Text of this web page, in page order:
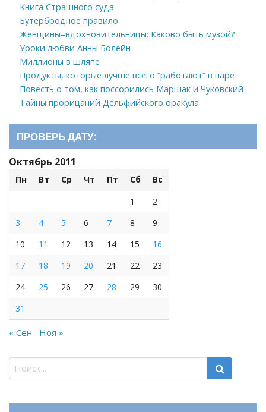
Книга Страшного суда
Бутербродное правило
Женщины–вдохновительницы: Каково быть музой?
Уроки любви Анны Болейн
Миллионы в шляпе
Продукты, которые лучше всего “работают” в паре
Повесть о том, как поссорились Маршак и Чуковский
Тайны прорицаний Дельфийского оракула
ПРОВЕРЬ ДАТУ:
Октябрь 2011
Пн Вт Ср Чт Пт Сб
Вс
1
2
3
4 5 6 7 8
9
10
11 12 13 14 15
16
17
18 19 20 21 22
23
24
25 26 27 28 29
30
31
« Сен Ноя »